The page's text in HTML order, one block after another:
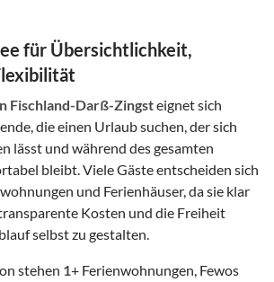
für Übersichtlichkeit,
Fischland-Darß-Zingsteignet sich
die einen Urlaub suchen, der sich
lässt und während des gesamten
bleibt. Viele Gäste entscheiden sich
und Ferienhäuser, da sie klar
Kosten und die Freiheit
selbst zu gestalten.
stehen 1+ Ferienwohnungen, Fewos